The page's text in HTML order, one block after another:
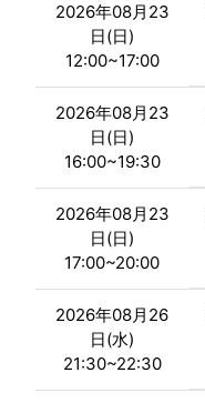
2026年08月23
日(日)
12:00~17:00
2026年08月23
日(日)
16:00~19:30
2026年08月23
日(日)
17:00~20:00
2026年08月26
日(水)
21:30~22:30